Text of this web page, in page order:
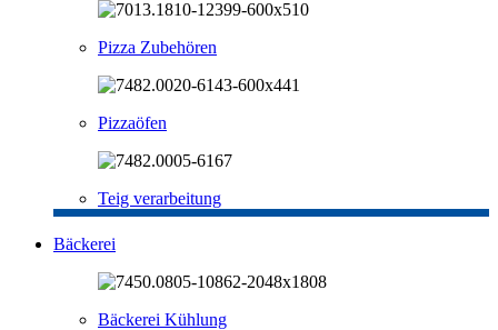
Pizza Zubehören
Pizzaöfen
Teig verarbeitung
Bäckerei
Bäckerei Kühlung